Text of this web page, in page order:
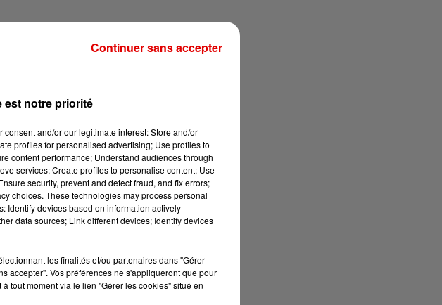
est notre priorité
and/or our legitimate interest: Store and/or
profiles for personalised advertising; Use profiles to
content performance; Understand audiences through
services; Create profiles to personalise content; Use
security, prevent and detect fraud, and fix errors;
choices. These technologies may process personal
Identify devices based on information actively
data sources; Link different devices; Identify devices
les finalités et/ou partenaires dans "Gérer
accepter". Vos préférences ne s'appliqueront que pour
tout moment via le lien "Gérer les cookies" situé en
Continuer sans accepter